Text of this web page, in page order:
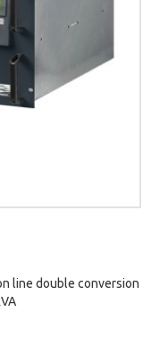
line double conversion